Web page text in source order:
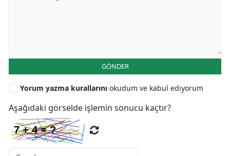
GÖNDER
Yorum yazma kurallarını okudum ve kabul ediyorum
Aşağıdaki görselde işlemin sonucu kaçtır?